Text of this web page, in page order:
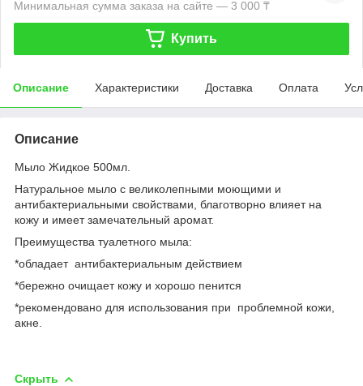
Минимальная сумма заказа на сайте — 3 000 ₸
Купить
Описание Характеристики Доставка Оплата
Описание
Мыло Жидкое 500мл.
Натуральное мыло с великолепными моющими и
антибактериальными свойствами, благотворно влияет на
кожу и имеет замечательный аромат.
Преимущества туалетного мыла:
*обладает антибактериальным действием
*бережно очищает кожу и хорошо пенится
*рекомендовано для использования при проблемной кожи,
акне.
Скрыть